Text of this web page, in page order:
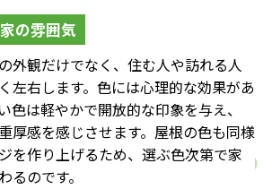
の雰囲気
外観だけでなく、住む人や訪れる人
左右します。色には心理的な効果があ
色は軽やかで開放的な印象を与え、
厚感を感じさせます。屋根の色も同様
を作り上げるため、選ぶ色次第で家
るのです。